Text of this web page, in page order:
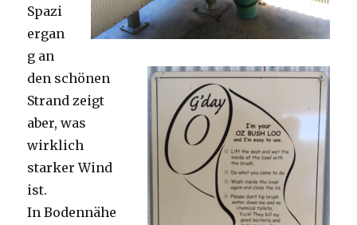
Spazi
ergan
g an
den schönen
Strand zeigt
aber, was
wirklich
starker Wind
ist.
In Bodennähe